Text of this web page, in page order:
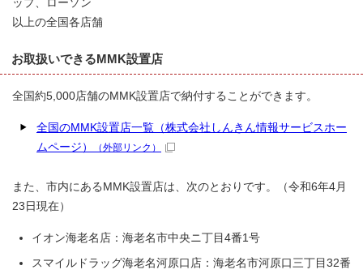
ップ、ローソン
以上の全国各店舗
お取扱いできるMMK設置店
全国約5,000店舗のMMK設置店で納付することができます。
全国のMMK設置店一覧（株式会社しんきん情報サービスホー
ムページ）
（外部リンク）
また、市内にあるMMK設置店は、次のとおりです。（令和6年4月
23日現在）
イオン海老名店：海老名市中央ニ丁目4番1号
スマイルドラッグ海老名河原口店：海老名市河原口三丁目32番